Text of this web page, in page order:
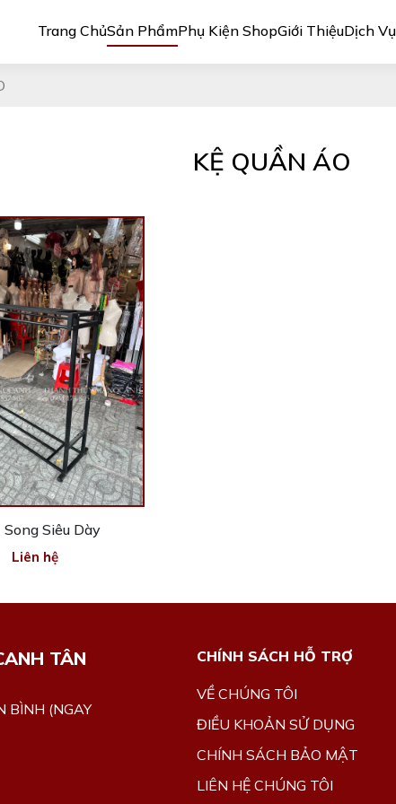
Trang ChủSản PhẩmPhụ Kiện ShopGiới ThiệuDịch Vụ
KỆ QUẦN ÁO
Song Siêu Dày
Liên hệ
TÂN
BÌNH (NGAY
CHÍNH SÁCH HỖ TRỢ
VỀ CHÚNG TÔI
ĐIỀU KHOẢN SỬ DỤNG
CHÍNH SÁCH BẢO MẬT
LIÊN HỆ CHÚNG TÔI